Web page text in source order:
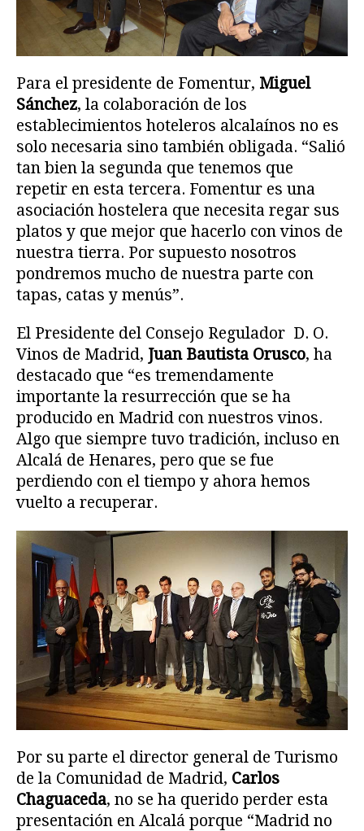
Para el presidente de Fomentur, Miguel
Sánchez, la colaboración de los
establecimientos hoteleros alcalaínos no es
solo necesaria sino también obligada. “Salió
tan bien la segunda que tenemos que
repetir en esta tercera. Fomentur es una
asociación hostelera que necesita regar sus
platos y que mejor que hacerlo con vinos de
nuestra tierra. Por supuesto nosotros
pondremos mucho de nuestra parte con
tapas, catas y menús”.
El Presidente del Consejo Regulador D. O.
Vinos de Madrid, Juan Bautista Orusco, ha
destacado que “es tremendamente
importante la resurrección que se ha
producido en Madrid con nuestros vinos.
Algo que siempre tuvo tradición, incluso en
Alcalá de Henares, pero que se fue
perdiendo con el tiempo y ahora hemos
vuelto a recuperar.
Por su parte el director general de Turismo
de la Comunidad de Madrid, Carlos
Chaguaceda, no se ha querido perder esta
presentación en Alcalá porque “Madrid no